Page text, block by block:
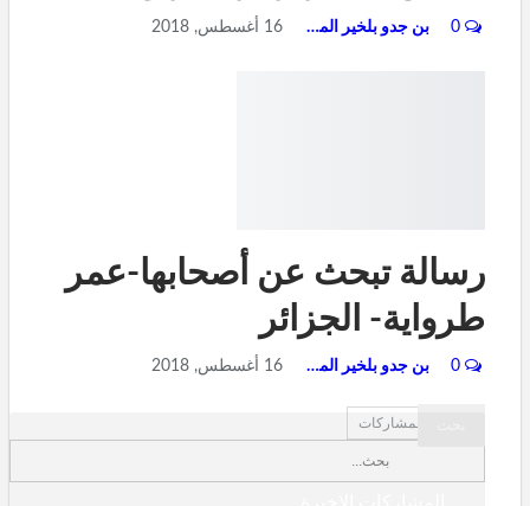
بن جدو بلخير المشرف العام 16 أغسطس, 2018
رسالة تبحث عن أصحابها-عمر
طرواية- الجزائر
بن جدو بلخير المشرف العام 16 أغسطس, 2018
أحدث المشاركات